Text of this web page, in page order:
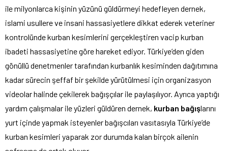
ile milyonlarca kişinin yüzünü güldürmeyi hedefleyen dernek,
islami usullere ve insani hassasiyetlere dikkat ederek veteriner
kontrolünde kurban kesimlerini gerçekleştiren vacip kurban
ibadeti hassasiyetine göre hareket ediyor. Türkiye’den giden
gönüllü denetmenler tarafından kurbanlık kesiminden dağıtımına
kadar sürecin şeffaf bir şekilde yürütülmesi için organizasyon
videolar halinde çekilerek bağışçılar ile paylaşılıyor. Ayrıca yaptığı
yardım çalışmalar ile yüzleri güldüren dernek, kurban bağışlarını
yurt içinde yapmak isteyenler bağışcıları vasıtasıyla Türkiye’de
kurban kesimleri yaparak zor durumda kalan birçok ailenin